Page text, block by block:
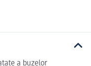
a buzelor